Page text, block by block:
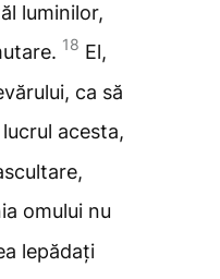
luminilor,
18 El,
ca să
acesta,
omului nu
lepădați